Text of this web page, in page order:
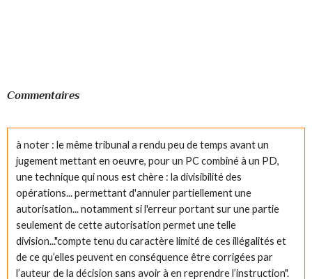
Commentaires
à noter : le même tribunal a rendu peu de temps avant un
jugement mettant en oeuvre, pour un PC combiné à un PD,
une technique qui nous est chère : la divisibilité des
opérations... permettant d'annuler partiellement une
autorisation... notamment si l'erreur portant sur une partie
seulement de cette autorisation permet une telle
division..."compte tenu du caractère limité de ces illégalités et
de ce qu’elles peuvent en conséquence être corrigées par
l’auteur de la décision sans avoir à en reprendre l’instruction".